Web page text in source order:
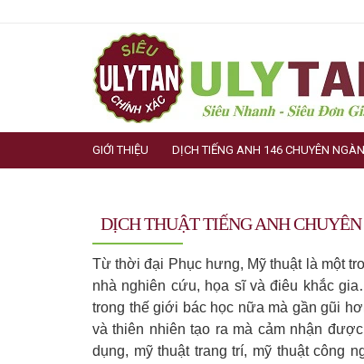
GIỚI THIỆU DỊCH TIẾNG ANH 146 CHUYÊN
DỊCH THUẬT TIẾNG ANH
Từ thời đại Phục hưng, Mỹ thuật là một
nhà nghiên cứu, họa sĩ và điêu khắc
trong thế giới bác học nữa mà gần gũi
và thiên nhiên tạo ra mà cảm nhận
dụng, mỹ thuật trang trí, mỹ thuật công